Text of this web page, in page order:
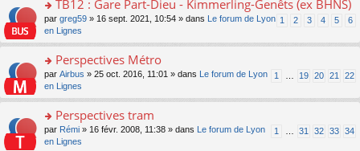
ré
c
e
nt
pl
ré
c
e
nt
n
o
n
lu
le
u
c
e
nt
s
s
a
n
o
n
lu
le
u
er
le
m
e
s
s
a
n
o
n
o
n
s
er
le
m
e
s
s
a
TB12 : Gare Part-Dieu - Kimmerling-Genêts (ex BHNS)
1 2 3 4 5 6
par greg59 » 16 sept. 2021, 10:54 » dans
Le forum de Lyon
en Lignes
o
n
s
er
le
m
Perspectives Métro
1 19 20 21 22
par Airbus » 25 oct. 2016, 11:01 » dans
Le forum de Lyon
en Lignes
o
n
Perspectives tram
1 31 32 33 34
par Rémi » 16 févr. 2008, 11:38 » dans
Le forum de Lyon
en Lignes